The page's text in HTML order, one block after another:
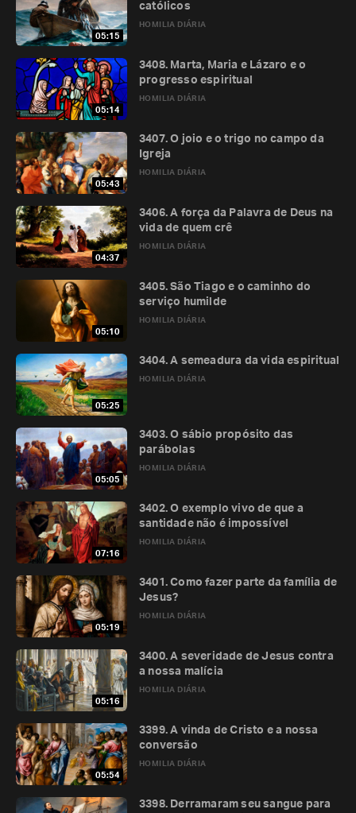
05:15
HOMILIA DIÁRIA
católicos
05:14
HOMILIA DIÁRIA
3408. Marta, Maria e Lázaro e o
progresso espiritual
05:43
HOMILIA DIÁRIA
3407. O joio e o trigo no campo da
Igreja
04:37
HOMILIA DIÁRIA
3406. A força da Palavra de Deus na
vida de quem crê
05:10
HOMILIA DIÁRIA
3405. São Tiago e o caminho do
serviço humilde
05:25
HOMILIA DIÁRIA
3404. A semeadura da vida espiritual
05:05
HOMILIA DIÁRIA
3403. O sábio propósito das
parábolas
07:16
HOMILIA DIÁRIA
3402. O exemplo vivo de que a
santidade não é impossível
05:19
HOMILIA DIÁRIA
3401. Como fazer parte da família de
Jesus?
05:16
HOMILIA DIÁRIA
3400. A severidade de Jesus contra
a nossa malícia
05:54
HOMILIA DIÁRIA
3399. A vinda de Cristo e a nossa
conversão
3398. Derramaram seu sangue para